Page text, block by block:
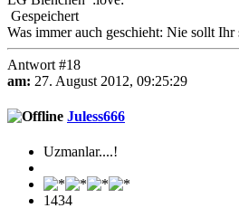
Gespeichert
Was immer auch geschieht: Nie sollt
Antwort #18
am: 27. August 2012, 09:25:29
Juless666
Uzmanlar....!
1434